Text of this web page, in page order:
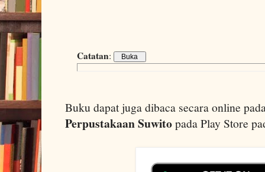
Catatan:
Buku dapat juga dibaca secara online
Perpustakaan Suwitopada Play Store